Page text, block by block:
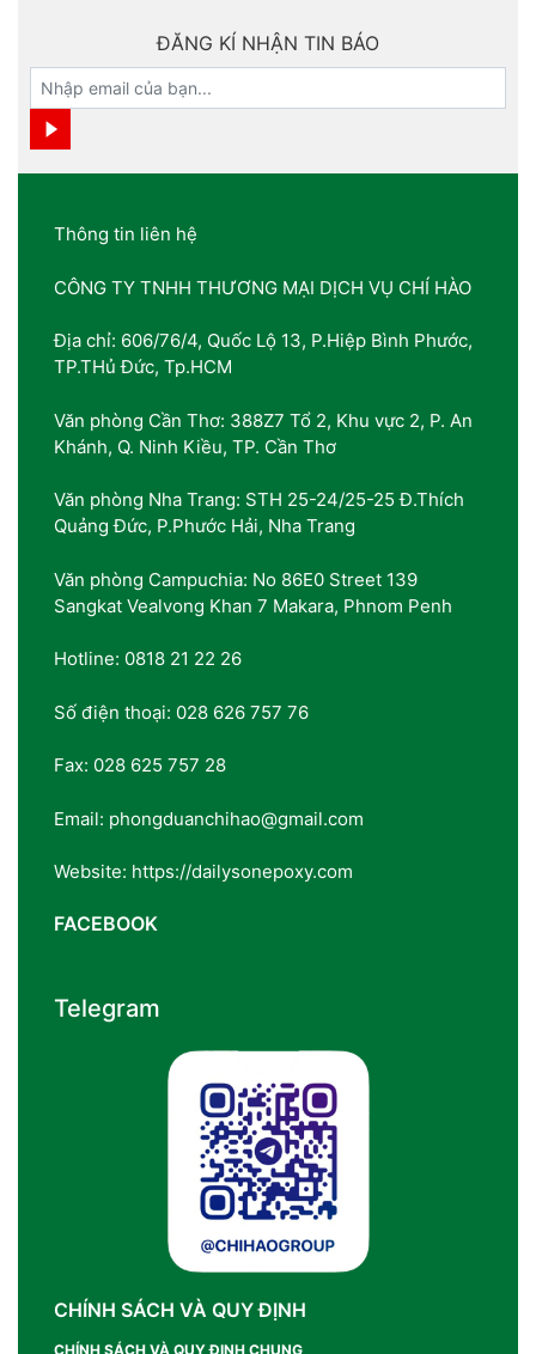
ĐĂNG KÍ NHẬN TIN BÁO
Thông tin liên hệ
CÔNG TY TNHH THƯƠNG MẠI DỊCH VỤ CHÍ HÀO
Địa chỉ: 606/76/4, Quốc Lộ 13, P.Hiệp Bình Phước,
TP.THủ Đức, Tp.HCM
Văn phòng Cần Thơ: 388Z7 Tổ 2, Khu vực 2, P. An
Khánh, Q. Ninh Kiều, TP. Cần Thơ
Văn phòng Nha Trang: STH 25-24/25-25 Đ.Thích
Quảng Đức, P.Phước Hải, Nha Trang
Văn phòng Campuchia: No 86E0 Street 139
Sangkat Vealvong Khan 7 Makara, Phnom Penh
Hotline: 0818 21 22 26
Số điện thoại: 028 626 757 76
Fax: 028 625 757 28
Email: phongduanchihao@gmail.com
Website: https://dailysonepoxy.com
FACEBOOK
Telegram
CHÍNH SÁCH VÀ QUY ĐỊNH
CHÍNH SÁCH VÀ QUY ĐỊNH CHUNG